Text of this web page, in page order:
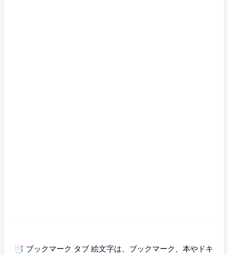
📑 ブックマーク タブ 絵文字は、ブックマーク、本やドキ